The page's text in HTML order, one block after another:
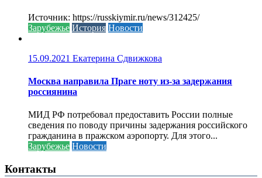
Источник: https://russkiymir.ru/news/312425/
Зарубежье История Новости
15.09.2021 Екатерина Сдвижкова
Москва направила Праге ноту из-за задержания
россиянина
МИД РФ потребовал предоставить России полные
сведения по поводу причины задержания российского
гражданина в пражском аэропорту. Для этого...
Зарубежье Новости
Контакты